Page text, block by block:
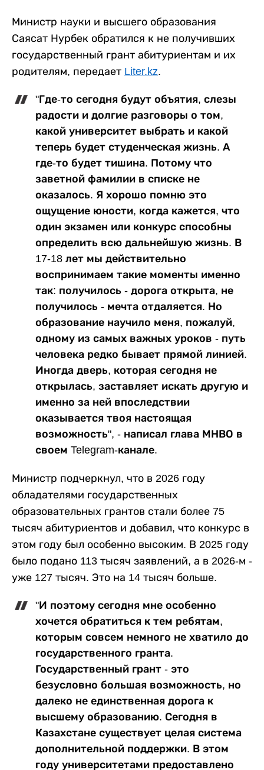
Министр науки и высшего образования
Саясат Нурбек обратился к не получивших
государственный грант абитуриентам и их
родителям, передает Liter.kz.
"Где-то сегодня будут объятия, слезы
радости и долгие разговоры о том,
какой университет выбрать и какой
теперь будет студенческая жизнь. А
где-то будет тишина. Потому что
заветной фамилии в списке не
оказалось. Я хорошо помню это
ощущение юности, когда кажется, что
один экзамен или конкурс способны
определить всю дальнейшую жизнь. В
17-18 лет мы действительно
воспринимаем такие моменты именно
так: получилось - дорога открыта, не
получилось - мечта отдаляется. Но
образование научило меня, пожалуй,
одному из самых важных уроков - путь
человека редко бывает прямой линией.
Иногда дверь, которая сегодня не
открылась, заставляет искать другую и
именно за ней впоследствии
оказывается твоя настоящая
возможность", - написал глава МНВО в
своем Telegram-канале.
Министр подчеркнул, что в 2026 году
обладателями государственных
образовательных грантов стали более 75
тысяч абитуриентов и добавил, что конкурс в
этом году был особенно высоким. В 2025 году
было подано 113 тысяч заявлений, а в 2026-м -
уже 127 тысяч. Это на 14 тысяч больше.
"И поэтому сегодня мне особенно
хочется обратиться к тем ребятам,
которым совсем немного не хватило до
государственного гранта.
Государственный грант - это
безусловно большая возможность, но
далеко не единственная дорога к
высшему образованию. Сегодня в
Казахстане существует целая система
дополнительной поддержки. В этом
году университетами предоставлено